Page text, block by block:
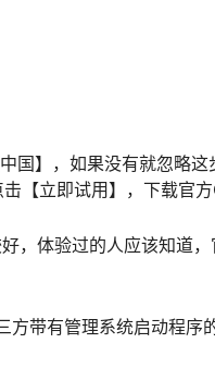
】，如果没有就忽略这
【立即试用】，下载官
，体验过的人应该知道
带有管理系统启动程序